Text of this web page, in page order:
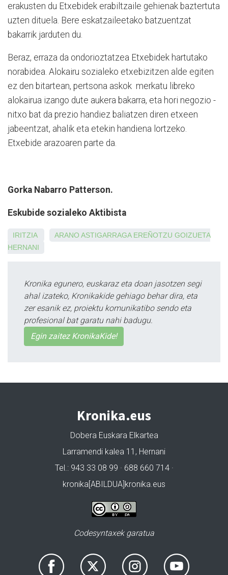
erakusten du Etxebidek erabiltzaile gehienak baztertuta
uzten dituela. Bere eskatzaileetako batzuentzat
bakarrik jarduten du.
Beraz, erraza da ondorioztatzea Etxebidek hartutako
norabidea. Alokairu sozialeko etxebizitzen alde egiten
ez den bitartean, pertsona askok merkatu libreko
alokairua izango dute aukera bakarra, eta hori negozio -
nitxo bat da prezio handiez baliatzen diren etxeen
jabeentzat, ahalik eta etekin handiena lortzeko.
Etxebide arazoaren parte da.
Gorka Nabarro Patterson.
Eskubide sozialeko Aktibista
IRITZIA ARANO ASTIGARRAGA EREÑOTZU GOIZUETA
HERNANI
Kronika egunero, euskaraz eta doan jasotzen segi
ahal izateko, Kronikakide gehiago behar dira, eta
zer esanik ez, proiektu komunikatibo sendo eta
profesional bat garatu nahi badugu.
Egin zaitez KronikaKide!
Kronika.eus
Dobera Euskara Elkartea
Larramendi kalea 11, Hernani
Tel.: 943 33 08 99 · 688 660 714 ·
kronika[ABILDUA]kronika.eus
Codesyntaxek garatua